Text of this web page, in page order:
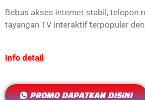
Bebas akses internet stabil, telepon
tayangan TV interaktif terpopuler
Info detail
PROMO DAPATKAN DISINI